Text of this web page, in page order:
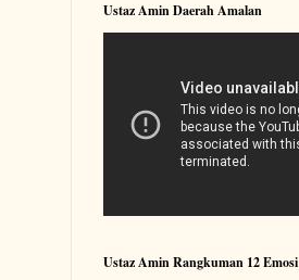
Ustaz Amin Daerah Amalan
Ustaz Amin Rangkuman 12 Emosi